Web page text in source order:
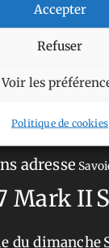
Accepter
Refuser
Voir les
Politique de cookies
Pays-Bas
adresse
Mark II
du dimanche